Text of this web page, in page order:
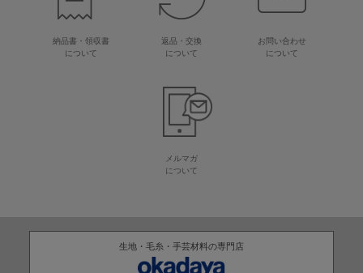
納品書・領収書
について
返品・交換
について
お問い合わせ
について
メルマガ
について
生地・毛糸・手芸材料の専門店